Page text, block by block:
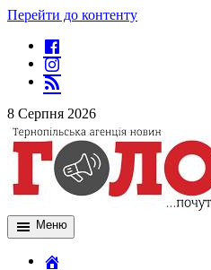
Перейти до контенту
8 Серпня 2026
Меню